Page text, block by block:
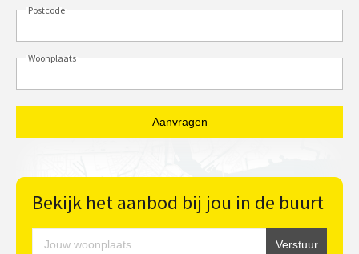
Postcode
Woonplaats
Bekijk het aanbod bij jou in de buurt